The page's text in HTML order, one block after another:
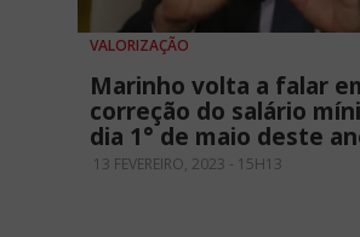
VALORIZAÇÃO
Marinho volta a falar
correção do salário
dia 1° de maio deste
13 FEVEREIRO, 2023 - 15H13